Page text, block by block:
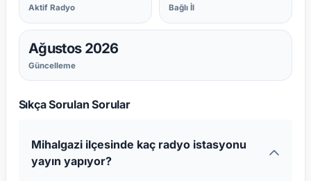
Aktif Radyo Bağlı İl
Ağustos 2026
Güncelleme
Sıkça Sorulan Sorular
Mihalgazi ilçesinde kaç radyo istasyonu
yayın yapıyor?